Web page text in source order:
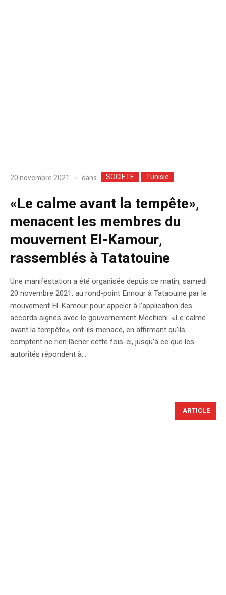
20 novembre 2021 dans SOCIETE Tunisie
«Le calme avant la tempête»,
menacent les membres du
mouvement El-Kamour,
rassemblés à Tatatouine
Une manifestation a été organisée depuis ce matin, samedi
20 novembre 2021, au rond-point Ennour à Tataouine par le
mouvement El-Kamour pour appeler à l’application des
accords signés avec le gouvernement Mechichi. «Le calme
avant la tempête», ont-ils menacé, en affirmant qu’ils
comptent ne rien lâcher cette fois-ci, jusqu’à ce que les
autorités répondent à...
ARTICLE